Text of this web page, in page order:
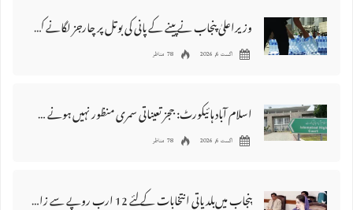
وزیراعلیٰ پنجاب نے پینے کے پانی کی بوتل پر چارجز لگانے کی تجویز مستر دکر دی
اگست 6, 2026 78 مناظر
اسلام آباد ہائیکورٹ: ججز تعیناتی سمری منظور نہیں‌ ہونے کے خٌلاف فیصلہ محفوظ
اگست 6, 2026 78 مناظر
پنجاب میں‌بلدیاتی انتخابات کے لئے 12 ارب روپے سے زائد مختص کرنے کی منظوری